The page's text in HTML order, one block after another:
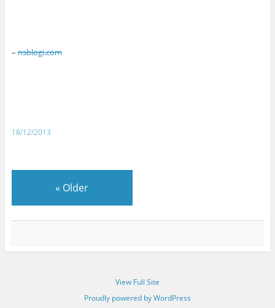
– nsblogi.com
18/12/2013
« Older
View Full Site
Proudly powered by WordPress